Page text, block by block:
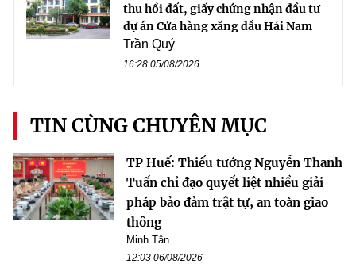
thu hồi đất, giấy chứng nhận đầu tư
dự án Cửa hàng xăng dầu Hải Nam
Trần Quý
16:28 05/08/2026
TIN CÙNG CHUYÊN MỤC
TP Huế: Thiếu tướng Nguyễn Thanh
Tuấn chỉ đạo quyết liệt nhiều giải
pháp bảo đảm trật tự, an toàn giao
thông
Minh Tân
12:03 06/08/2026